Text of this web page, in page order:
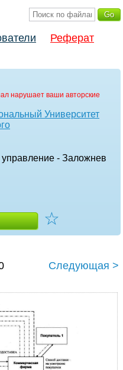
Реферат
нарушает ваши авторские
Университет
- Заложнев
☆
Следующая >